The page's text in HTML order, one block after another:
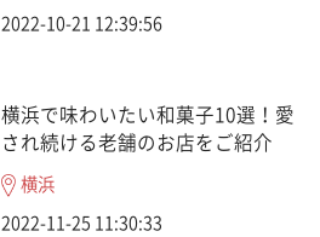
2022-10-21 12:39:56
横浜で味わいたい和菓子10選！愛
され続ける老舗のお店をご紹介
横浜
2022-11-25 11:30:33